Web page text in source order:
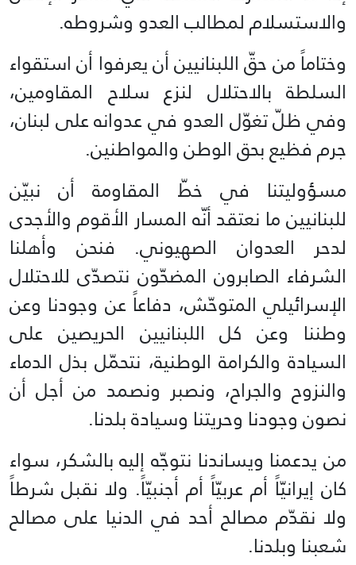
والاستسلام لمطالب العدو وشروطه.
وختاماً من حقّ اللبنانيين أن يعرفوا أن استقواء
السلطة بالاحتلال لنزع سلاح المقاومين،
وفي ظلّ تغوّل العدو في عدوانه على لبنان،
جرم فظيع بحق الوطن والمواطنين.
مسؤوليتنا في خطّ المقاومة أن نبيّن
للبنانيين ما نعتقد أنّه المسار الأقوم والأجدى
لدحر العدوان الصهيوني. فنحن وأهلنا
الشرفاء الصابرون المضحّون نتصدّى للاحتلال
الإسرائيلي المتوحّش، دفاعاً عن وجودنا وعن
وطننا وعن كل اللبنانيين الحريصين على
السيادة والكرامة الوطنية، نتحمّل بذل الدماء
والنزوح والجراح، ونصبر ونصمد من أجل أن
نصون وجودنا وحريتنا وسيادة بلدنا.
من يدعمنا ويساندنا نتوجّه إليه بالشكر، سواء
كان إيرانيّاً أم عربيّاً أم أجنبيّاً. ولا نقبل شرطاً
ولا نقدّم مصالح أحد في الدنيا على مصالح
شعبنا وبلدنا.